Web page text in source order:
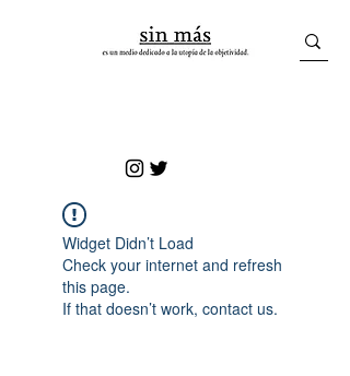
Widget Didn’t Load
Check your internet and refresh
this page.
If that doesn’t work, contact us.